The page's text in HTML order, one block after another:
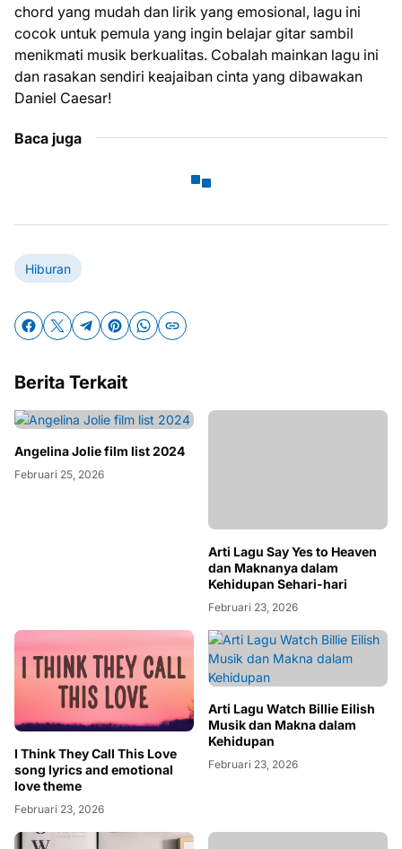
chord yang mudah dan lirik yang emosional, lagu ini
cocok untuk pemula yang ingin belajar gitar sambil
menikmati musik berkualitas. Cobalah mainkan lagu ini
dan rasakan sendiri keajaiban cinta yang dibawakan
Daniel Caesar!
Baca juga
Hiburan
Berita Terkait
Angelina Jolie film list 2024
Februari 25, 2026
Arti Lagu Say Yes to Heaven
dan Maknanya dalam
Kehidupan Sehari-hari
Februari 23, 2026
I Think They Call This Love
song lyrics and emotional
love theme
Februari 23, 2026
Arti Lagu Watch Billie Eilish
Musik dan Makna dalam
Kehidupan
Februari 23, 2026